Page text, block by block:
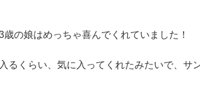
の娘はめっちゃ喜んでくれていました！
るくらい、気に入ってくれたみたいで、サ